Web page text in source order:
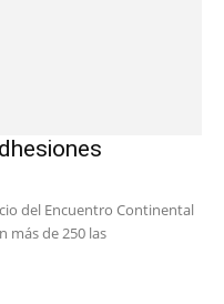
del Encuentro Continental
más de 250 las